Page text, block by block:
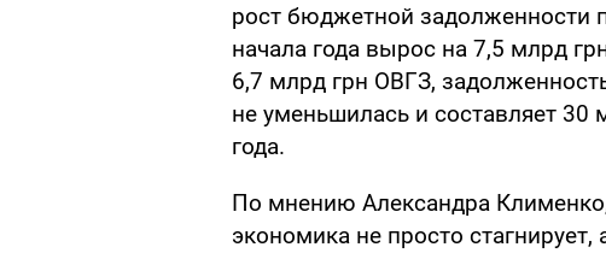
рост бюджетной задолженности
начала года вырос на 7,5 млрд
6,7 млрд грн ОВГЗ,
не уменьшилась и составляет 30
года.
По мнению Александра
экономика не просто